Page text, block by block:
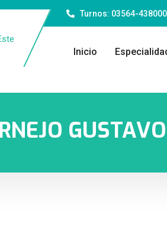
Turnos: 03564-438000
Inicio
GUSTAVO